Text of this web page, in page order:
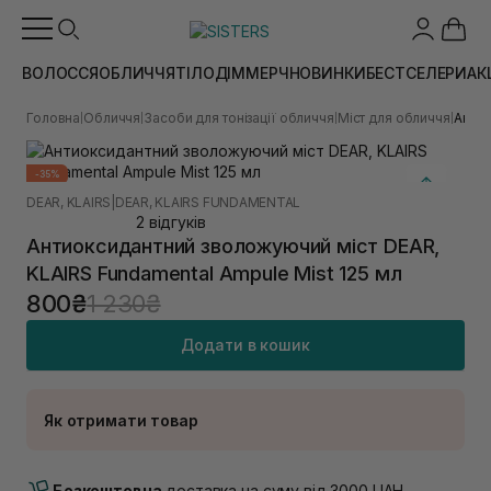
ВОЛОССЯОБЛИЧЧЯТІЛОДІММЕРЧНОВИНКИБЕСТСЕЛЕРИ
Головна Обличчя Засоби для тонізації обличчя Міст для обличчя
-35%
DEAR, KLAIRS DEAR, KLAIRS FUNDAMENTAL
2 відгуків
Антиоксидантний зволожуючий міст DEAR,
KLAIRS Fundamental Ampule Mist 125 мл
800₴1 230₴
Додати в кошик
Як отримати товар
Немає в наявності!